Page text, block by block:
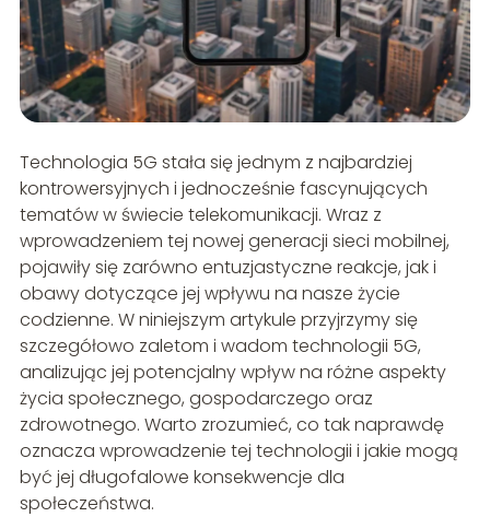
Technologia 5G stała się jednym z najbardziej
kontrowersyjnych i jednocześnie fascynujących
tematów w świecie telekomunikacji. Wraz z
wprowadzeniem tej nowej generacji sieci mobilnej,
pojawiły się zarówno entuzjastyczne reakcje, jak i
obawy dotyczące jej wpływu na nasze życie
codzienne. W niniejszym artykule przyjrzymy się
szczegółowo zaletom i wadom technologii 5G,
analizując jej potencjalny wpływ na różne aspekty
życia społecznego, gospodarczego oraz
zdrowotnego. Warto zrozumieć, co tak naprawdę
oznacza wprowadzenie tej technologii i jakie mogą
być jej długofalowe konsekwencje dla
społeczeństwa.